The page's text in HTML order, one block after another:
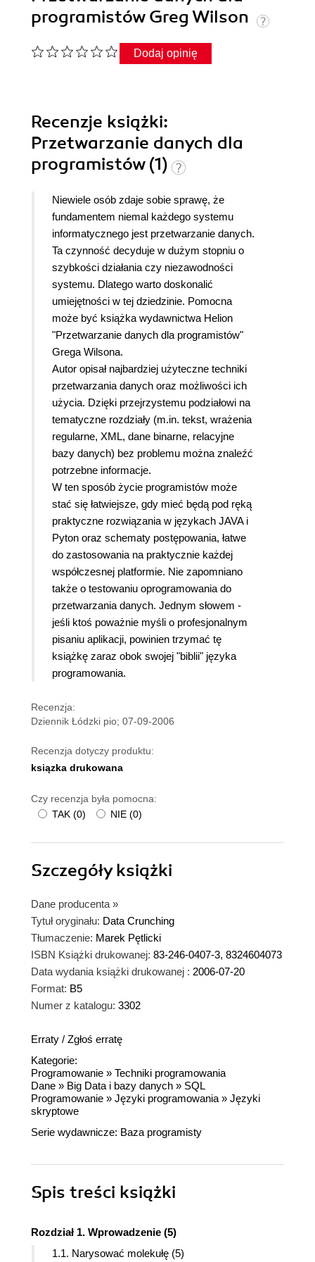
programistów Greg Wilson
Dodaj opinię
Recenzje książki:
Przetwarzanie danych dla
programistów (1)
Niewiele osób zdaje sobie sprawę, że
fundamentem niemal każdego systemu
informatycznego jest przetwarzanie danych.
Ta czynność decyduje w dużym stopniu o
szybkości działania czy niezawodności
systemu. Dlatego warto doskonalić
umiejętności w tej dziedzinie. Pomocna
może być książka wydawnictwa Helion
"Przetwarzanie danych dla programistów"
Grega Wilsona.
Autor opisał najbardziej użyteczne techniki
przetwarzania danych oraz możliwości ich
użycia. Dzięki przejrzystemu podziałowi na
tematyczne rozdziały (m.in. tekst, wrażenia
regularne, XML, dane binarne, relacyjne
bazy danych) bez problemu można znaleźć
potrzebne informacje.
W ten sposób życie programistów może
stać się łatwiejsze, gdy mieć będą pod ręką
praktyczne rozwiązania w językach JAVA i
Pyton oraz schematy postępowania, łatwe
do zastosowania na praktycznie każdej
współczesnej platformie. Nie zapomniano
także o testowaniu oprogramowania do
przetwarzania danych. Jednym słowem -
jeśli ktoś poważnie myśli o profesjonalnym
pisaniu aplikacji, powinien trzymać tę
książkę zaraz obok swojej "biblii" języka
programowania.
Recenzja:
Dziennik Łódzki pio; 07-09-2006
Recenzja dotyczy produktu:
ksiązka drukowana
Czy recenzja była pomocna:
TAK (0) NIE (0)
Szczegółyksiążki
Dane producenta »
Tytuł oryginału: Data Crunching
Tłumaczenie: Marek Pętlicki
ISBN Książki drukowanej: 83-246-0407-3, 8324604073
Data wydania książki drukowanej : 2006-07-20
Format: B5
Numer z katalogu: 3302
Erraty / Zgłoś erratę
Kategorie:
Programowanie » Techniki programowania
Dane » Big Data i bazy danych » SQL
Programowanie » Języki programowania » Języki
skryptowe
Serie wydawnicze: Baza programisty
Spis treści książki
Rozdział 1. Wprowadzenie (5)
1.1. Narysować molekułę (5)